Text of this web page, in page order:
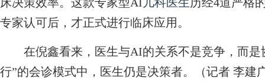
专家认可后，才正式进行临床应用。
在倪鑫看来，医生与AI的关系不是竞争，而是
行”的会诊模式中，医生仍是决策者。（记者 李建